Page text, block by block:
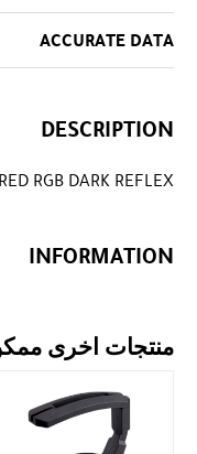
ACCURATE DATA
DESCRIPTION
RGB DARK REFLEX
INFORMATION
منتجات اخرى